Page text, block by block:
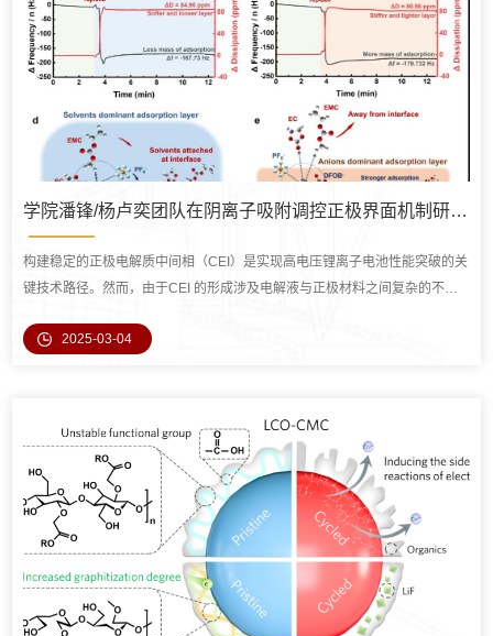
学院潘锋/杨卢奕团队在阴离子吸附调控正极界面机制研究中取得新进展
构建稳定的正极电解质中间相（CEI）是实现高电压锂离子电池性能突破的关
键技术路径。然而，由于CEI 的形成涉及电解液与正极材料之间复杂的不可
离子在CEI 形成过程中起主导作用，这主要归因于阴离子相较于碳酸酯溶剂
2025-03-04